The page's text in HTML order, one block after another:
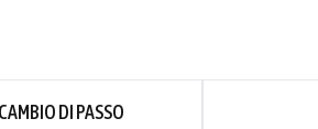
CAMBIO DI PASSO
soleggiato